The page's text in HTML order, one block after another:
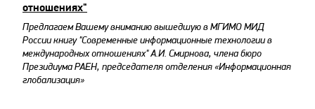
отношениях"
Предлагаем Вашему вниманию вышедшую в МГИМО МИД
России книгу "Современные информационные технологии в
международных отношениях" А.И. Смирнова, члена бюро
Президиума РАЕН, председателя отделения «Информационная
глобализация»